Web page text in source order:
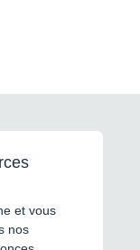
et vous
nos